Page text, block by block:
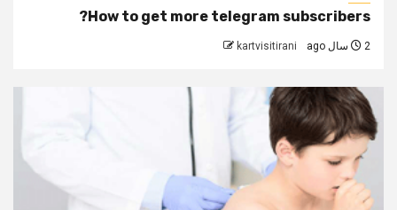
How to get more telegram subscribers?
2 سال ago kartvisitirani